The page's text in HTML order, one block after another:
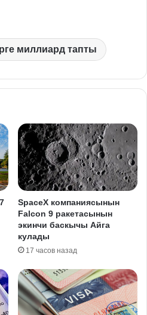
миллиард тапты
SpaceX компаниясынын
Falcon 9 ракетасынын
экинчи баскычы Айга
кулады
17 часов назад